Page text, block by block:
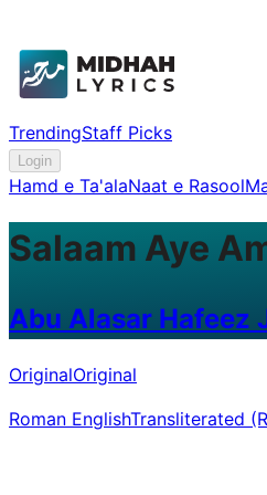
TrendingStaff Picks
Login
Hamd e Ta'alaNaat e Rasool
Salaam Aye
Abu Alasar Hafeez
OriginalOriginal
Roman EnglishTransliterated